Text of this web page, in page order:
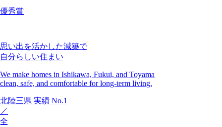
優秀賞
思い出を活かした減築で
自分らしい住まい
We make homes in Ishikawa, Fukui, and Toyama
clean, safe, and comfortable for long-term living.
北陸三県 実績 No.1
／
全